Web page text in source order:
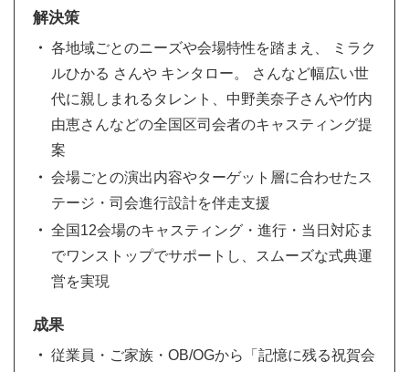
解決策
各地域ごとのニーズや会場特性を踏まえ、 ミラク
ルひかる さんや キンタロー。 さんなど幅広い世
代に親しまれるタレント、中野美奈子さんや竹内
由恵さんなどの全国区司会者のキャスティング提
案
会場ごとの演出内容やターゲット層に合わせたス
テージ・司会進行設計を伴走支援
全国12会場のキャスティング・進行・当日対応ま
でワンストップでサポートし、スムーズな式典運
営を実現
成果
従業員・ご家族・OB/OGから「記憶に残る祝賀会